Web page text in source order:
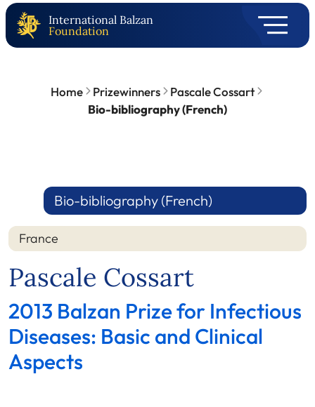
International Balzan
Foundation
Home Prizewinners
Pascale Cossart
Bio-bibliography (French)
Bio-bibliography (French)
France
Pascale Cossart
2013 Balzan Prize for Infectious
Diseases: Basic and Clinical
Aspects